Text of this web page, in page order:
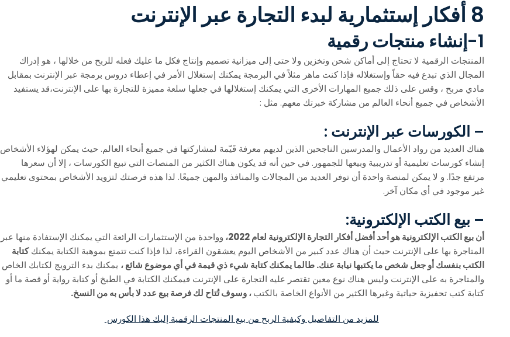
8 أفكار إستثمارية لبدء التجارة عبر الإنترنت
1-إنشاء منتجات رقمية
المنتجات الرقمية لا تحتاج إلى أماكن شحن وتخزين ولا حتى إلى ميزانية تصميم وإنتاج فكل ما عليك فعله للربح من خلالها ، هو إدراك
المجال الذي تبدع فيه حقاً وإستغلاله فإذا كنت ماهر مثلاً في البرمجة يمكنك إستغلال الأمر في إعطاء دروس برمجة عبر الإنترنت بمقابل
مادي مربح ، وقس على ذلك جميع المهارات الأخرى التي يمكنك إستغلالها في جعلها سلعة مميزة للتجارة بها على الإنترنت،قد يستفيد
الأشخاص في جميع أنحاء العالم من مشاركة خبرتك معهم. مثل :
– الكورسات عبر الإنترنت :
هناك العديد من رواد الأعمال والمدرسين الناجحين الذين لديهم معرفة قَيّمة لمشاركتها في جميع أنحاء العالم. حيث يمكن لهؤلاء الأشخاص
إنشاء كورسات تعليمية أو تدريبية وبيعها للجمهور. في حين أنه قد يكون هناك الكثير من المنصات التي تبيع الكورسات ، إلا أن سعرها
مرتفع جدًا. و لا يمكن لمنصة واحدة أن توفر العديد من المجالات والمنافذ والمهن جميعًا. لذا هذه فرصتك لتزويد الأشخاص بمحتوى تعليمي
غير موجود في أي مكان آخر.
– بيع الكتب الإلكترونية:
أن بيع الكتب الإلكترونية هو أحد أفضل أفكار التجارة الإلكترونية لعام 2022،
وواحدة من الإستثمارات الرائعة التي يمكنك الإستفادة منها عبر
المتاجرة بها على الإنترنت حيث أن هناك عدد كبير من الأشخاص اليوم يعشقون القراءة، لذا فإذا كنت تتمتع بموهبة الكتابة يمكنككتابة
الكتب بنفسك أو جعل شخص ما يكتبها نيابة عنك. طالما يمكنك كتابة شيء ذي قيمة في أي موضوع شائع ، يمكنك بدء الترويج لكتابك الخاص
والمتاجرة به على الإنترنت وليس هناك نوع معين تقتصر عليه التجارة على الإنترنت فيمكنك الكتابة في الطبخ أو كتابة رواية أو قصة ما أو
كتابة كتب تحفيزية حياتية وغيرها الكثير من الأنواع الخاصة بالكتب، وسوف تُتاح لك فرصة بيع عدد لا بأس به من النسخ.
للمزيد من التفاصيل وكيفية الربح من بيع المنتجات الرقمية إليك هذا الكورس